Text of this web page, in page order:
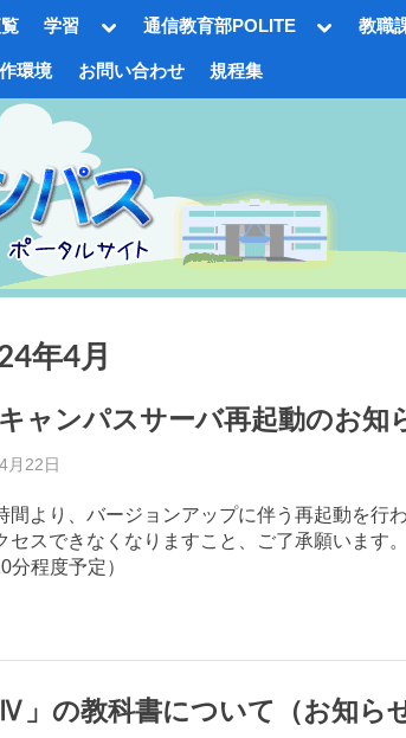
学習
Toggle
menu
sub-
menu
menu
通信教育部POLITE
Toggle
教職
sub-
menu
環境 お問い合わせ 規程集
年4月
ャンパスサーバ再起動のお知
月22日
務
局
S.A
より、バージョンアップに伴う再起動を行
セスできなくなりますこと、ご了承願います
分程度予定）
Ⅳ」の教科書について（お知らせ